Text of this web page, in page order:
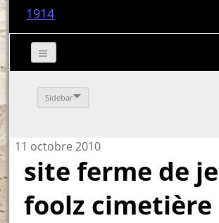
1914
Sidebar
11 octobre 2010
site ferme de
foolz cimetière